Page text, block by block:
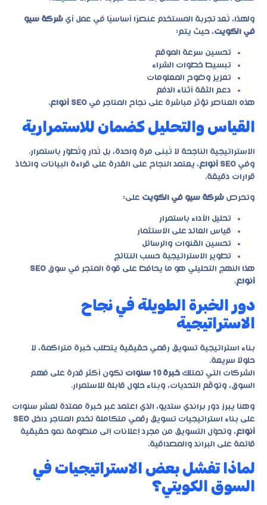
ولهذا، تُعد تجربة المستخدم عنصرًا أساسيًا في عمل أي شركة سيو
في الكويت، حيث يتم:
تحسين سرعة الموقع
تبسيط خطوات الشراء
تعزيز وضوح المعلومات
دعم الثقة أثناء الدفع
هذه العناصر تؤثر مباشرة على نجاح المتاجر في SEO أنواع .
القياس والتحليل كضمان للاستمرارية
الاستراتيجية الناجحة لا تُبنى مرة واحدة، بل تُدار وتُطوّر باستمرار.
وفي SEO أنواع
، يعتمد النجاح على القدرة على قراءة البيانات واتخاذ
قرارات دقيقة.
وتحرص شركة سيو في الكويت على:
تحليل الأداء باستمرار
قياس العائد على الاستثمار
تحسين القنوات والرسائل
تطوير الاستراتيجية حسب النتائج
هذا النهج التحليلي هو ما يحافظ على قوة المتجر في سوق SEO
أنواع.
دور الخبرة الطويلة في نجاح
الاستراتيجية
بناء استراتيجية تسويق رقمي حقيقية يتطلب خبرة متراكمة، لا
حلولًا سريعة.
الشركات التي تمتلك خبرة 10 سنوات
تكون أكثر قدرة على فهم
السوق، وتوقّع التحديات، وبناء حلول قابلة للاستمرار.
وهنا يبرز دور براندي ستديو، الذي اعتمد عبر خبرة ممتدة لعشر سنوات
على بناء استراتيجيات تسويق رقمي متكاملة تخدم المتاجر داخل SEO
أنواع، وتحوّل التسويق من مجرد إعلانات إلى منظومة نمو حقيقية
قائمة على البراند والمصداقية.
لماذا تفشل بعض الاستراتيجيات في
السوق الكويتي؟